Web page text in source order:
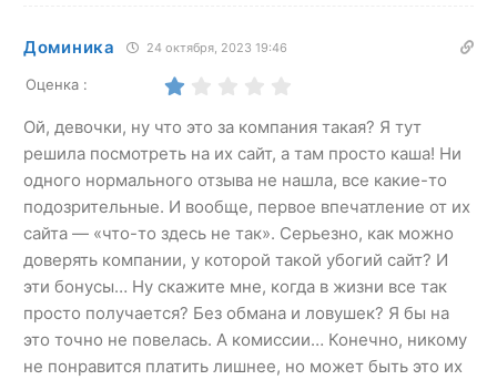
Доминика 24 октября, 2023 19:46
Оценка :
Ой, девочки, ну что это за компания такая? Я тут
решила посмотреть на их сайт, а там просто каша! Ни
одного нормального отзыва не нашла, все какие-то
подозрительные. И вообще, первое впечатление от их
сайта — «что-то здесь не так». Серьезно, как можно
доверять компании, у которой такой убогий сайт? И
эти бонусы… Ну скажите мне, когда в жизни все так
просто получается? Без обмана и ловушек? Я бы на
это точно не повелась. А комиссии… Конечно, никому
не понравится платить лишнее, но может быть это их